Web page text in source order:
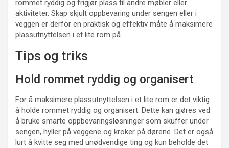
rommet ryddig og frigjør plass til andre møbler eller
aktiviteter. Skap skjult oppbevaring under sengen eller i
veggen er derfor en praktisk og effektiv måte å maksimere
plassutnyttelsen i et lite rom på.
Tips og triks
Hold rommet ryddig og organisert
For å maksimere plassutnyttelsen i et lite rom er det viktig
å holde rommet ryddig og organisert. Dette kan gjøres ved
å bruke smarte oppbevaringsløsninger som skuffer under
sengen, hyller på veggene og kroker på dørene. Det er også
lurt å kvitte seg med unødvendige ting og kun beholde det